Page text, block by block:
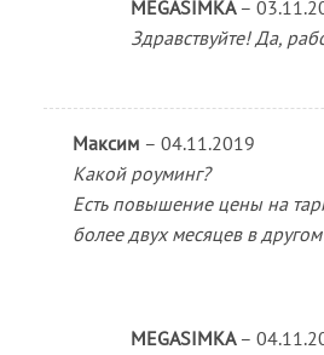
MEGASIMKA –
Здравствуйте! Да,
Максим – 04.11.2019
Какой роуминг?
Есть повышение цены на
более двух месяцев в
MEGASIMKA –